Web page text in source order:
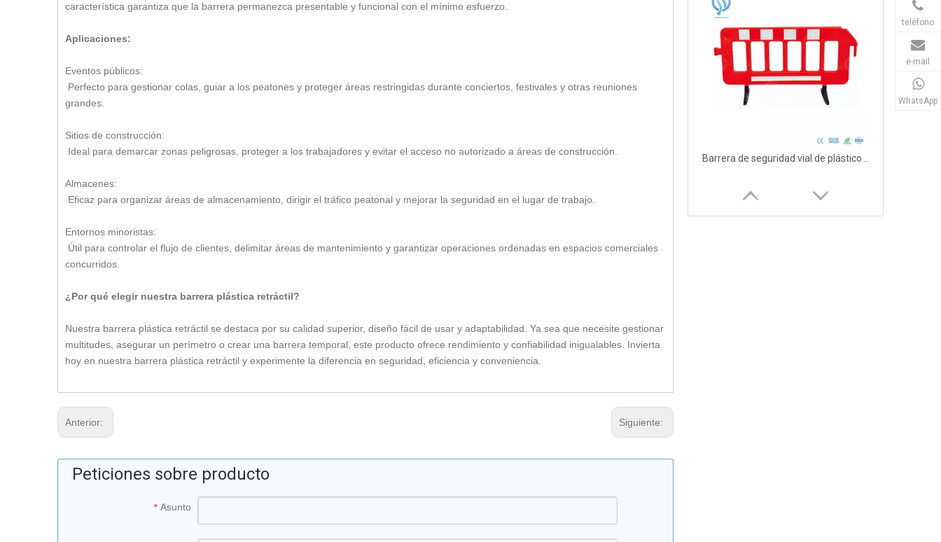
característica garantiza que la barrera permanezca presentable y funcional con el mínimo esfuerzo.
Aplicaciones:
Eventos públicos:
Perfecto para gestionar colas, guiar a los peatones y proteger áreas restringidas durante conciertos, festivales y otras reuniones
grandes.
Sitios de construcción:
Ideal para demarcar zonas peligrosas, proteger a los trabajadores y evitar el acceso no autorizado a áreas de construcción.
Almacenes:
Eficaz para organizar áreas de almacenamiento, dirigir el tráfico peatonal y mejorar la seguridad en el lugar de trabajo.
Entornos minoristas:
Útil para controlar el flujo de clientes, delimitar áreas de mantenimiento y garantizar operaciones ordenadas en espacios comerciales
concurridos.
¿Por qué elegir nuestra barrera plástica retráctil?
Nuestra barrera plástica retráctil se destaca por su calidad superior, diseño fácil de usar y adaptabilidad. Ya sea que necesite gestionar
multitudes, asegurar un perímetro o crear una barrera temporal, este producto ofrece rendimiento y confiabilidad inigualables. Invierta
hoy en nuestra barrera plástica retráctil y experimente la diferencia en seguridad, eficiencia y conveniencia.
Anterior: Siguiente:
Peticiones sobre producto
* Asunto
teléfono
e-mail
WhatsApp